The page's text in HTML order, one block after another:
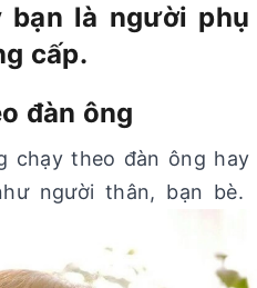
bạn là người phụ
cấp.
đàn ông
chạy theo đàn ông hay
người thân, bạn bè.